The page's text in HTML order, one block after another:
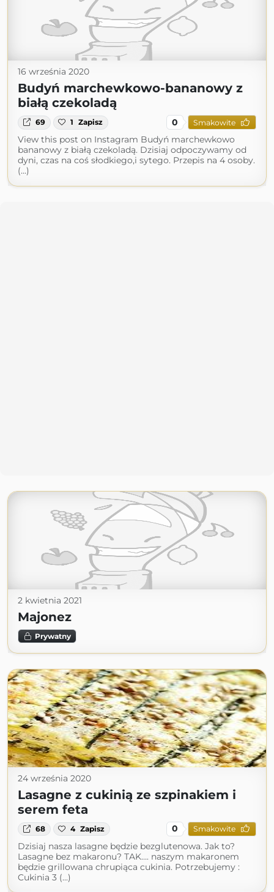
16 września 2020
Budyń marchewkowo-bananowy z
białą czekoladą
69 1 Zapisz 0 Smakowite
View this post on Instagram Budyń marchewkowo
bananowy z białą czekoladą. Dzisiaj odpoczywamy od
dyni, czas na coś słodkiego,i sytego. Przepis na 4 osoby.
(...)
2 kwietnia 2021
Majonez
Prywatny
24 września 2020
Lasagne z cukinią ze szpinakiem i
serem feta
68 4 Zapisz 0 Smakowite
Dzisiaj nasza lasagne będzie bezglutenowa. Jak to?
Lasagne bez makaronu? TAK…. naszym makaronem
będzie grillowana chrupiąca cukinia. Potrzebujemy :
Cukinia 3 (...)